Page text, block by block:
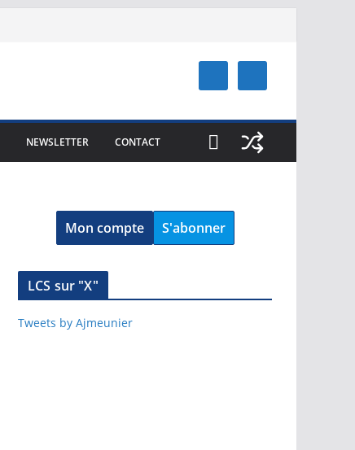
NEWSLETTER CONTACT
Mon compte S'abonner
LCS sur "X"
Tweets by Ajmeunier